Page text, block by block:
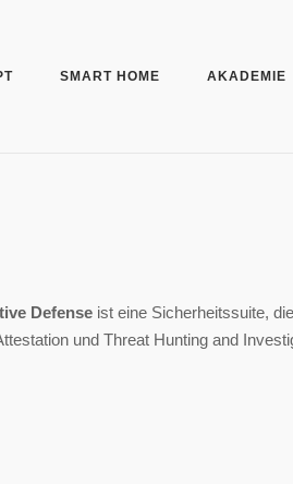
SMART HOME AKADEMIE
Defense ist eine Sicherheitssuite,
und Threat Hunting and